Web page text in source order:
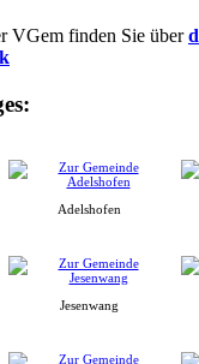
VGem finden Sie über
Adelshofen
Jesenwang